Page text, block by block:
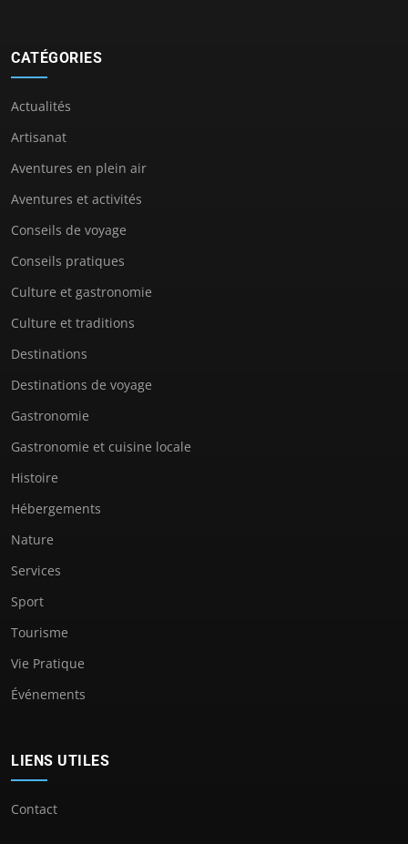
CATÉGORIES
Actualités
Artisanat
Aventures en plein air
Aventures et activités
Conseils de voyage
Conseils pratiques
Culture et gastronomie
Culture et traditions
Destinations
Destinations de voyage
Gastronomie
Gastronomie et cuisine locale
Histoire
Hébergements
Nature
Services
Sport
Tourisme
Vie Pratique
Événements
LIENS UTILES
Contact